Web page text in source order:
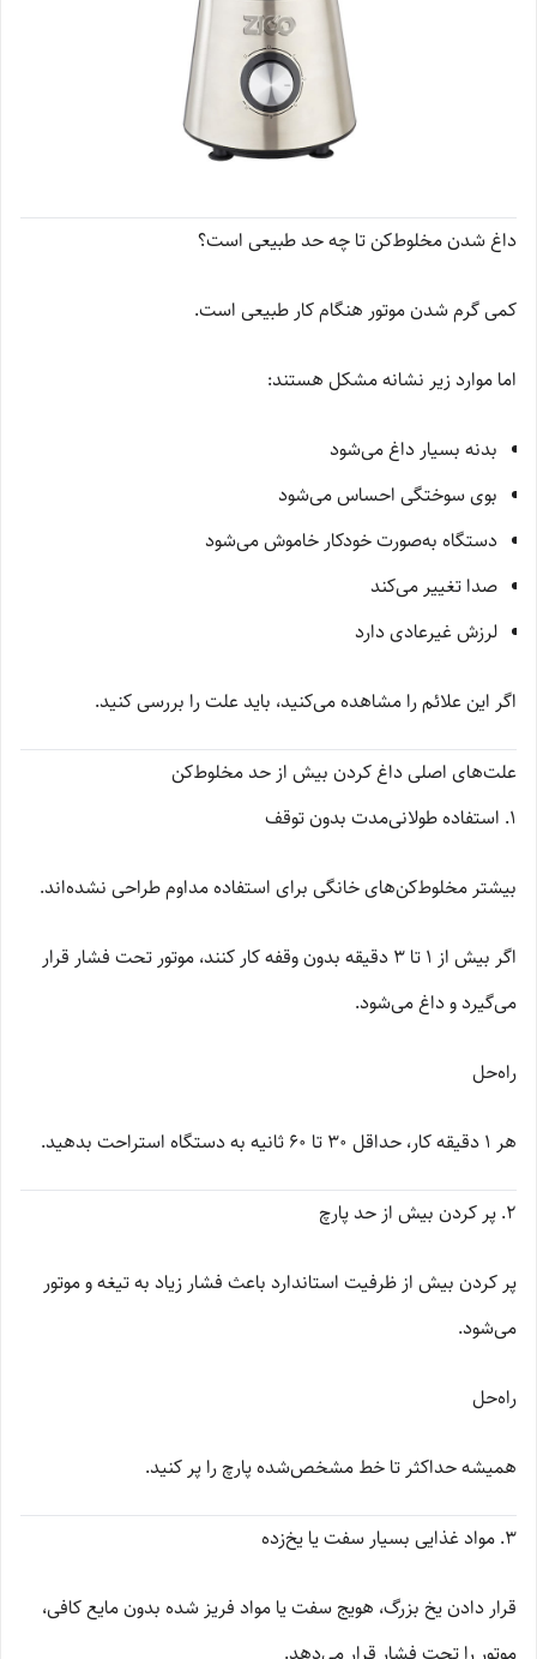
داغ شدن مخلوط‌کن تا چه حد طبیعی است؟
کمی گرم شدن موتور هنگام کار طبیعی است.
اما موارد زیر نشانه مشکل هستند:
بدنه بسیار داغ می‌شود
بوی سوختگی احساس می‌شود
دستگاه به‌صورت خودکار خاموش می‌شود
صدا تغییر می‌کند
لرزش غیرعادی دارد
اگر این علائم را مشاهده می‌کنید، باید علت را بررسی کنید.
علت‌های اصلی داغ کردن بیش از حد مخلوط‌کن
1. استفاده طولانی‌مدت بدون توقف
بیشتر مخلوط‌کن‌های خانگی برای استفاده مداوم طراحی نشده‌اند.
اگر بیش از 1 تا 3 دقیقه بدون وقفه کار کنند، موتور تحت فشار قرار
می‌گیرد و داغ می‌شود.
راه‌حل
هر 1 دقیقه کار، حداقل 30 تا 60 ثانیه به دستگاه استراحت بدهید.
2. پر کردن بیش از حد پارچ
پر کردن بیش از ظرفیت استاندارد باعث فشار زیاد به تیغه و موتور
می‌شود.
راه‌حل
همیشه حداکثر تا خط مشخص‌شده پارچ را پر کنید.
3. مواد غذایی بسیار سفت یا یخ‌زده
قرار دادن یخ بزرگ، هویج سفت یا مواد فریز شده بدون مایع کافی،